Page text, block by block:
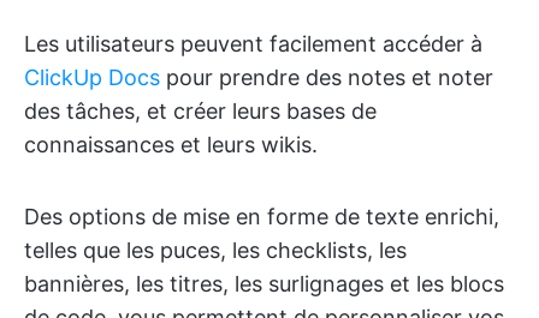
Les utilisateurs peuvent facilement accéder à
ClickUp Docs pour prendre des notes et noter
des tâches, et créer leurs bases de
connaissances et leurs wikis.
Des options de mise en forme de texte enrichi,
telles que les puces, les checklists, les
bannières, les titres, les surlignages et les blocs